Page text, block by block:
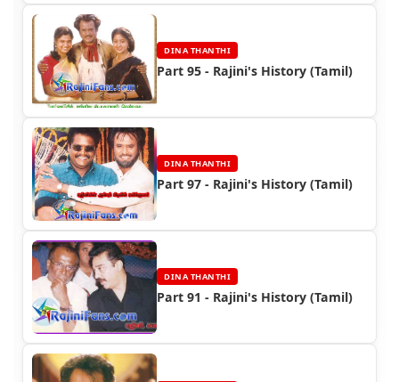
DINA THANTHI
Part 95 - Rajini's History (Tamil)
DINA THANTHI
Part 97 - Rajini's History (Tamil)
DINA THANTHI
Part 91 - Rajini's History (Tamil)